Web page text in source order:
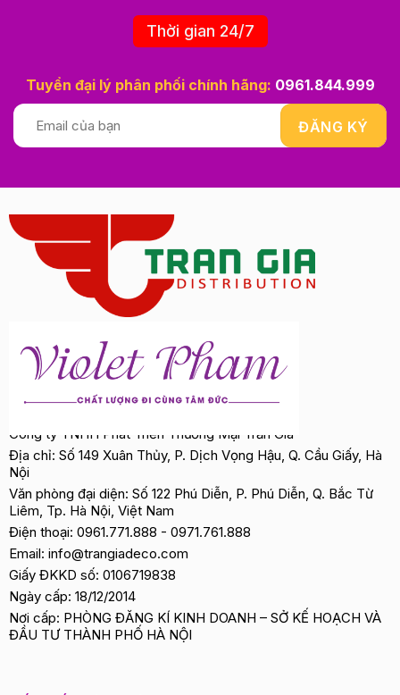
Thời gian 24/7
Tuyển đại lý phân phối chính hãng: 0961.844.999
Công ty TNHH Phát Triển Thương Mại Trần Gia
Địa chỉ: Số 149 Xuân Thủy, P. Dịch Vọng Hậu, Q. Cầu Giấy, Hà
Nội
Văn phòng đại diện: Số 122 Phú Diễn, P. Phú Diễn, Q. Bắc Từ
Liêm, Tp. Hà Nội, Việt Nam
Điện thoại: 0961.771.888 - 0971.761.888
Email: info@trangiadeco.com
Giấy ĐKKD số: 0106719838
Ngày cấp: 18/12/2014
Nơi cấp: PHÒNG ĐĂNG KÍ KINH DOANH – SỞ KẾ HOẠCH VÀ
ĐẦU TƯ THÀNH PHỐ HÀ NỘI